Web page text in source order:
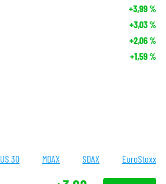
+3,99%
+3,03%
+2,06%
+1,59%
US 30 MDAX SDAX EuroStoxx